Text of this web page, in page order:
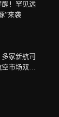
醒！罕见远
”来袭
家新航司
空市场双寡